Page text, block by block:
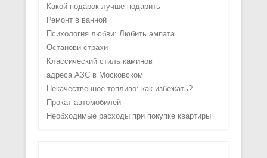
Какой подарок лучше подарить
Ремонт в ванной
Психология любви: Любить эмпата
Останови страхи
Классический стиль каминов
адреса АЗС в Московском
Некачественное топливо: как избежать?
Прокат автомобилей
Необходимые расходы при покупке квартиры